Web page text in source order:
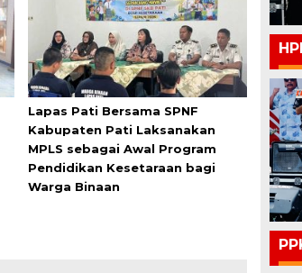
Lapas Pati Bersama SPNF
Kabupaten Pati Laksanakan
MPLS sebagai Awal Program
Pendidikan Kesetaraan bagi
Warga Binaan